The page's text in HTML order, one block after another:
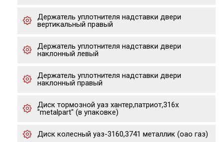
Держатель уплотнителя надставки двери
вертикальный правый
Держатель уплотнителя надставки двери
наклонный левый
Держатель уплотнителя надставки двери
наклонный правый
Диск тормозной уаз хантер,патриот,316x
"metalpart" (в упаковке)
Диск колесный уаз-3160,3741 металлик (оао газ)